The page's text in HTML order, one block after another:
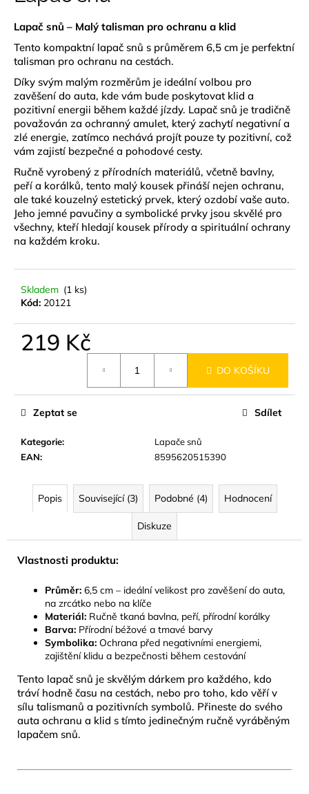
z
5
hvězdiček.
Lapač snů – Malý talisman pro ochranu a klid
Tento kompaktní lapač snů s průměrem 6,5 cm je perfektní
talisman pro ochranu na cestách.
Díky svým malým rozměrům je ideální volbou pro
zavěšení do auta, kde vám bude poskytovat klid a
pozitivní energii během každé jízdy. Lapač snů je tradičně
považován za ochranný amulet, který zachytí negativní a
zlé energie, zatímco nechává projít pouze ty pozitivní, což
vám zajistí bezpečné a pohodové cesty.
Ručně vyrobený z přírodních materiálů, včetně bavlny,
peří a korálků, tento malý kousek přináší nejen ochranu,
ale také kouzelný estetický prvek, který ozdobí vaše auto.
Jeho jemné pavučiny a symbolické prvky jsou skvělé pro
všechny, kteří hledají kousek přírody a spirituální ochrany
na každém kroku.
Skladem (1 ks)
Kód: 20121
219 Kč
DO KOŠÍKU
Kategorie:
Lapače snů
EAN: 8595620515390
Zeptat se Sdílet
Popis Související (3) Podobné (4) Hodnocení
Diskuze
Vlastnosti produktu:
Průměr: 6,5 cm – ideální velikost pro zavěšení do auta,
na zrcátko nebo na klíče
Materiál: Ručně tkaná bavlna, peří, přírodní korálky
Barva: Přírodní béžové a tmavé barvy
Symbolika: Ochrana před negativními energiemi,
zajištění klidu a bezpečnosti během cestování
Tento lapač snů je skvělým dárkem pro každého, kdo
tráví hodně času na cestách, nebo pro toho, kdo věří v
sílu talismanů a pozitivních symbolů. Přineste do svého
auta ochranu a klid s tímto jedinečným ručně vyráběným
lapačem snů.
a
j
í
t
?
HLEDAT
D
o
o
u
u
PORCOVANÝ
ČAJ
LYMFODREN